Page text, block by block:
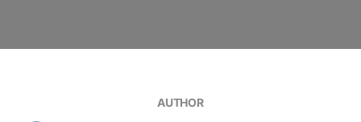
AUTHOR